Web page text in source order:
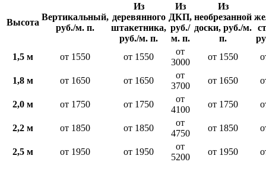
Высота
Вертикальный,
руб./м. п.
Из
деревянного
штакетника,
руб./м. п.
Из
ДКП,
руб./
м. п.
Из
необрезанной
доски, руб./м.
п.
1,5 м
от 1550 от 1550
от
3000
от 1550
1,8 м от 1650 от 1650
от
3700
от 1650
2,0 м от 1750 от 1750
от
4100
от 1750
2,2 м от 1850 от 1850
от
4750
от 1850
2,5 м от 1950 от 1950
от
5200
от 1950